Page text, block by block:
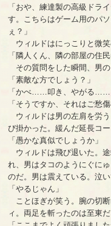
「おや、練達製の高級ドラ
す。こちらはゲーム用のパ
ぇ？」
ウィルドはにっこりと微笑
「隣人くん、隣の部屋の住
その質問をした瞬間、男の
「素敵な方でしょう？」
「かべ……叩き、やがる……
「そうですか、それはご愁傷
ウィルドは男の左肩を労
び掛かった。緩んだ延長コ
「愚かな真似でしょうか」
ウィルドは飛び退いた。
れ、男はタコのようにぐに
のだ。男は震えている。泣
「やるじゃん」
ことほぎが笑う。腕の切
ィ。両足を斬ったのは至東だ